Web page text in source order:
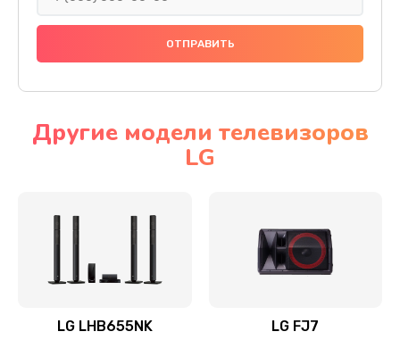
Прошивка
Ремонт механики привода
Ремонт / замена кнопок, клавиш, индикаторов,
Другие модели телевизоров
LG
LG LHB655NK LG FJ7